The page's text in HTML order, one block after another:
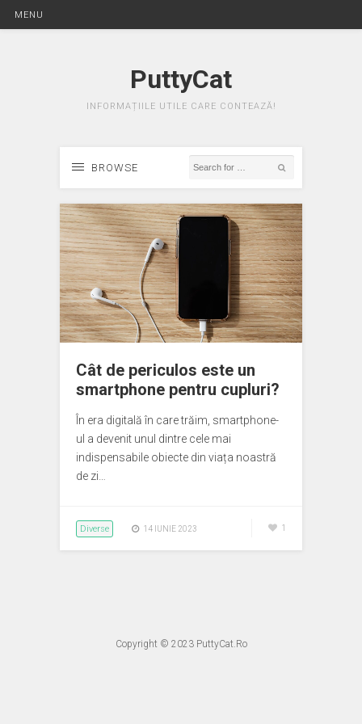
MENU
PuttyCat
INFORMAȚIILE UTILE CARE CONTEAZĂ!
BROWSE
Cât de periculos este un
smartphone pentru cupluri?
În era digitală în care trăim, smartphone-
ul a devenit unul dintre cele mai
indispensabile obiecte din viața noastră
de zi…
Diverse 14 IUNIE 2023 1
Copyright © 2023 PuttyCat.Ro